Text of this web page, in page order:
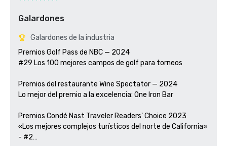
Galardones
Galardones de la industria
Premios Golf Pass de NBC — 2024
#29 Los 100 mejores campos de golf para torneos
Premios del restaurante Wine Spectator — 2024
Lo mejor del premio a la excelencia: One Iron Bar
Premios Condé Nast Traveler Readers' Choice 2023
«Los mejores complejos turísticos del norte de California»
- #2